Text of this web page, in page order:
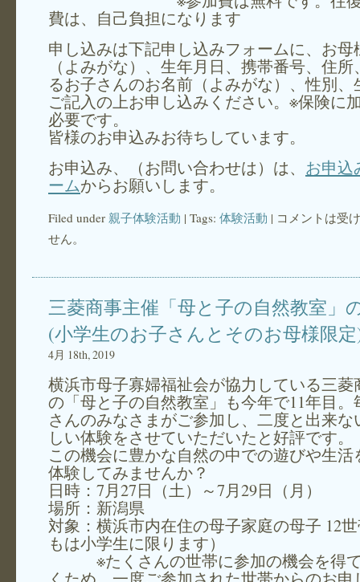
費は、自己負担になります
申し込みは下記申し込みフォームに、お母
（よみがな）、生年月日、携帯番号、住
るお子さんのお名前（よみがな）、性別、
ご記入の上お申し込みください。※保険に
必要です。
皆様のお申込みお待ちしています。
お申込み、（お問い合わせは）は、 お申込
ームからお願いします。
Filed under 親子体験活動 | Tags: 体験活動 | コメントは受
せん。
三菱商事主催「母と子の自然教室」
(小学生のお子さんとそのお母様限
4月 18th, 2019
横浜市母子寡婦福祉会が協力している三菱
の「母と子の自然教室」も今年で11年目。
さんのみなさまがご参加し、二度と出来な
しい体験をさせていただいたと好評です。
この機会に豊かな自然の中での遊びや生活
体験してみませんか？
日時：7月27日（土）～7月29日（月）
場所：新潟県
対象：横浜市内在住の母子家庭の母子 12
もは小学生に限ります）
※たくさんの世帯に参加の機会を得